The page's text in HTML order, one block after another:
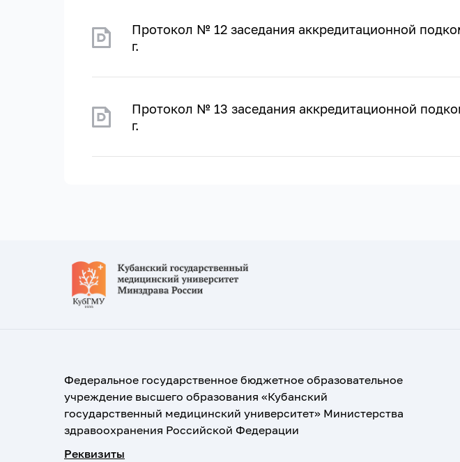
Протокол № 12 заседания аккредитационной
г.
Протокол № 13 заседания аккредитационной
г.
Федеральное государственное бюджетное образовательное
учреждение высшего образования «Кубанский
государственный медицинский университет» Министерства
здравоохранения Российской Федерации
Реквизиты